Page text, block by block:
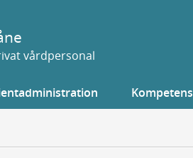
vårdpersonal